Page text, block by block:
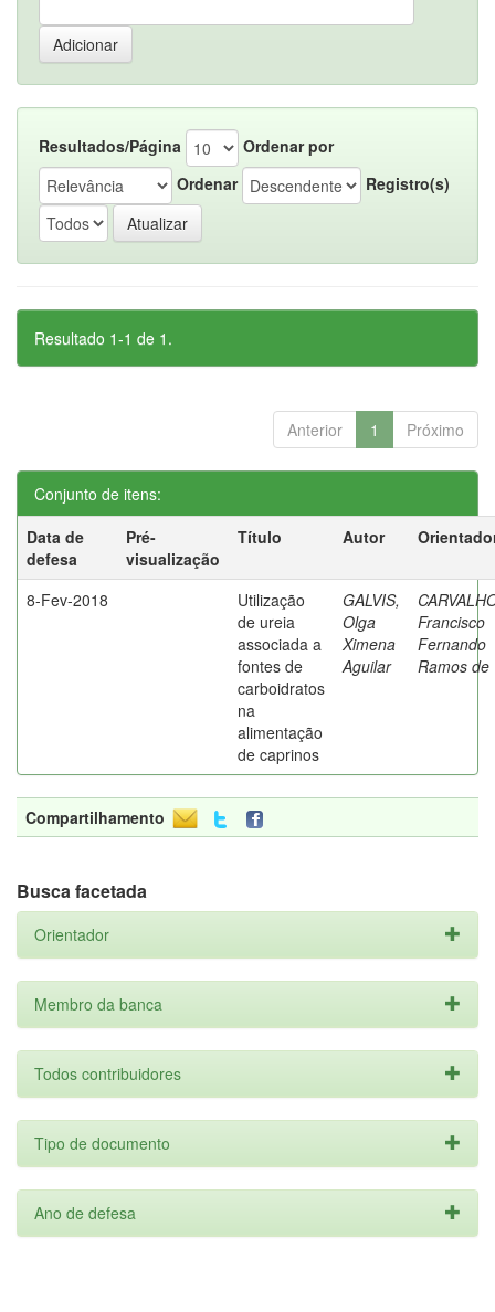
Resultados/Página
Ordenar por
Ordenar
Registro(s)
Resultado 1-1 de 1.
Anterior 1 Próximo
Conjunto de itens:
Data de
defesa
Pré-
visualização
Título Autor
8-Fev-2018
Utilização
de ureia
associada a
fontes de
carboidratos
na
alimentação
de caprinos
GALVIS,
Olga
Ximena
Aguilar
Francisco
Fernando
Ramos de
Compartilhamento
Busca facetada
Orientador
Membro da banca
Todos contribuidores
Tipo de documento
Ano de defesa